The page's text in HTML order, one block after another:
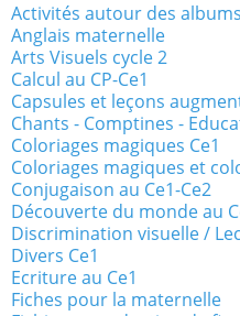
Activités autour des albums
Anglais maternelle
Arts Visuels cycle 2
Calcul au CP-Ce1
Capsules et leçons
Chants - Comptines -
Coloriages magiques Ce1
Coloriages magiques et
Conjugaison au Ce1-Ce2
Découverte du monde au
Discrimination visuelle /
Divers Ce1
Ecriture au Ce1
Fiches pour la maternelle